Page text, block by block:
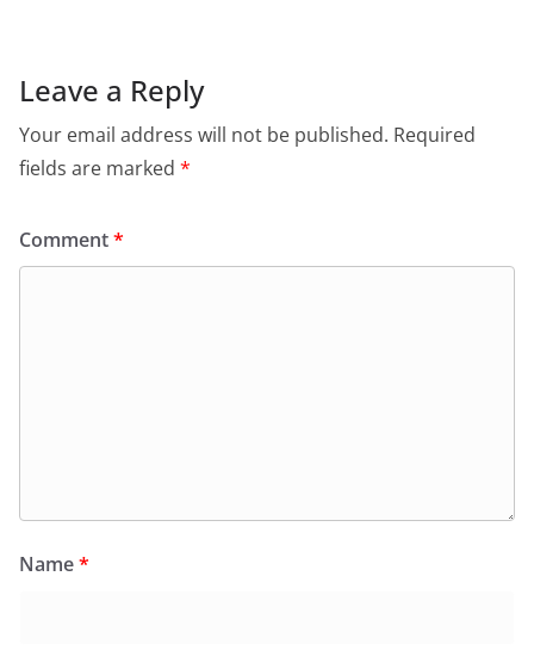
Leave a Reply
Your email address will not be published. Required
fields are marked *
Comment*
Name*